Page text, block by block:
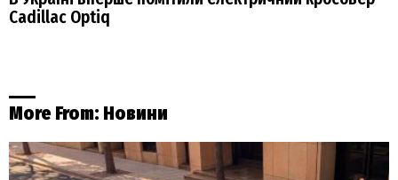
Cadillac Optiq
More From: Новини